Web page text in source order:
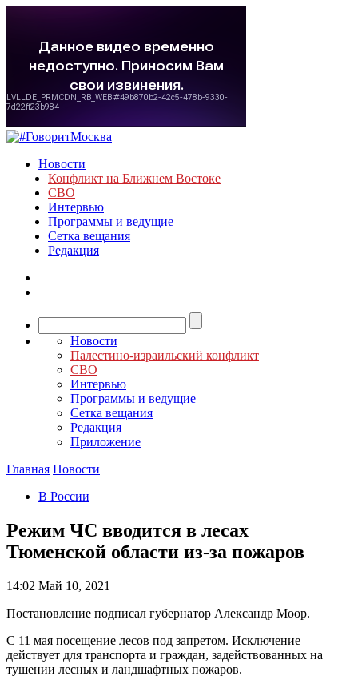
Новости
Конфликт на Ближнем Востоке
СВО
Интервью
Программы и ведущие
Сетка вещания
Редакция
Новости
Палестино-израильский конфликт
СВО
Интервью
Программы и ведущие
Сетка вещания
Редакция
Приложение
Главная Новости
В России
Режим ЧС вводится в лесах
Тюменской области из-за пожаров
14:02 Май 10, 2021
Постановление подписал губернатор Александр Моор.
С 11 мая посещение лесов под запретом. Исключение
действует для транспорта и граждан, задействованных на
тушении лесных и ландшафтных пожаров.